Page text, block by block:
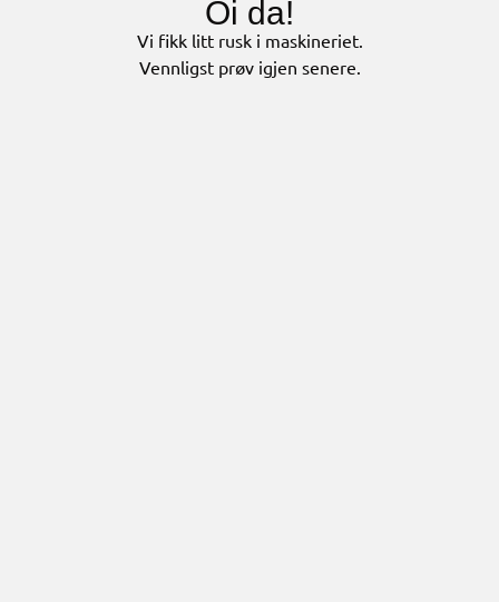
Oi da!
Vi fikk litt rusk i maskineriet.
Vennligst prøv igjen senere.